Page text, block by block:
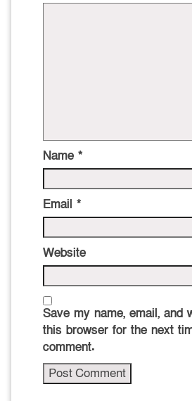
Name *
Email *
Website
Save my name, email, and
this browser for the next
comment.